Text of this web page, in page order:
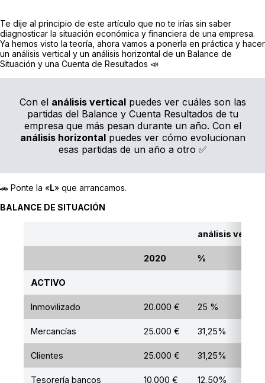
Te dije al principio de este artículo que no te irías sin saber
diagnosticar la situación económica y financiera de una empresa.
Ya hemos visto la teoría, ahora vamos a ponerla en práctica y hacer
un análisis vertical y un análisis horizontal de un Balance de
Situación y una Cuenta de Resultados 📣
Con el análisis verticalpuedes ver cuáles son las
partidas del Balance y Cuenta Resultados de tu
empresa que más pesan durante un año. Con el
análisis horizontalpuedes ver cómo evolucionan
esas partidas de un año a otro ✅
🚗 Ponte la «L» que arrancamos.
BALANCE DE SITUACIÓN
análisis
2020 %
ACTIVO
Inmovilizado 20.000 € 25 %
Mercancías 25.000 € 31,25%
Clientes 25.000 € 31,25%
Tesorería bancos 10.000 € 12,50%